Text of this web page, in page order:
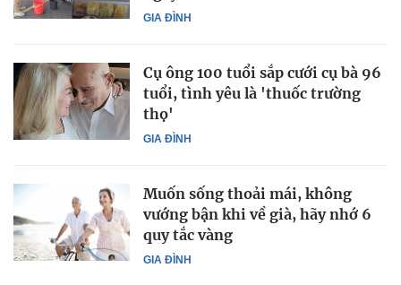
GIA ĐÌNH
GIA ĐÌNH
Cụ ông 100 tuổi sắp cưới cụ bà 96
tuổi, tình yêu là 'thuốc trường
thọ'
GIA ĐÌNH
Muốn sống thoải mái, không
vướng bận khi về già, hãy nhớ 6
quy tắc vàng